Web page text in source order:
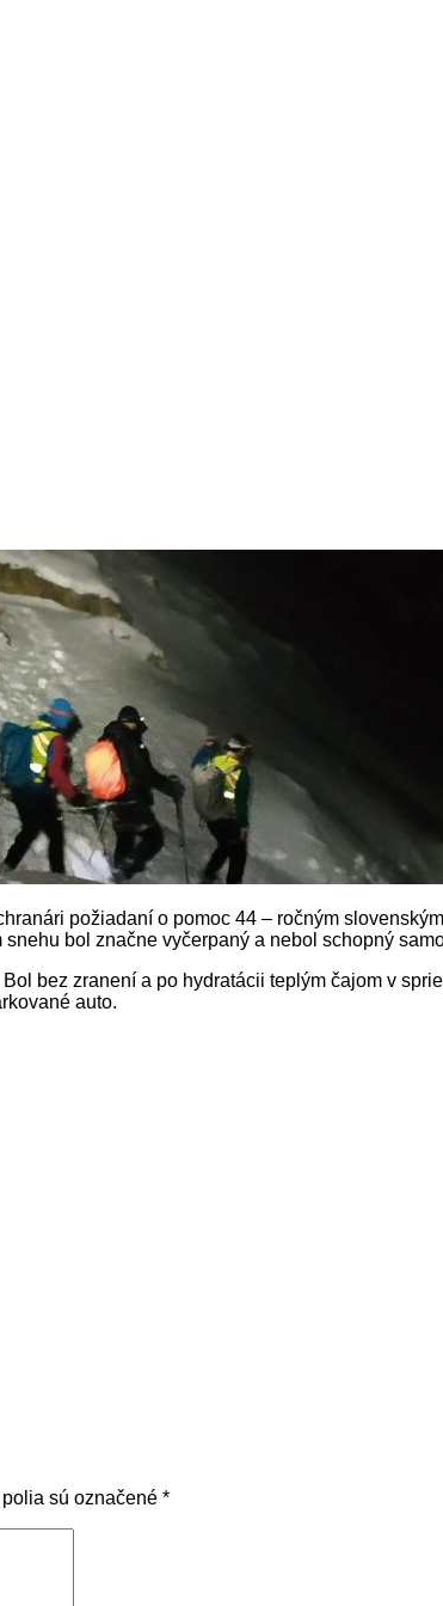
požiadaní o pomoc 44 – ročným
bol značne vyčerpaný a nebol schopný
bez zranení a po hydratácii teplým čajom v
auto.
sú označené *